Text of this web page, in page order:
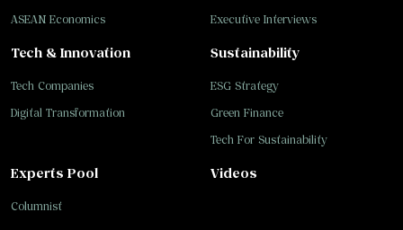
Executive Interviews
Tech & Innovation
Tech Companies
Digital Transformation
Sustainability
ESG Strategy
Green Finance
Tech For Sustainability
ASEAN Economics
Experts Pool
Columnist
Videos